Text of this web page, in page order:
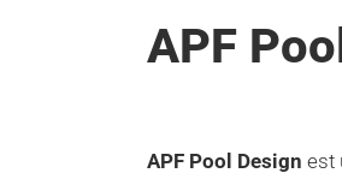
APF
APF Pool Design est